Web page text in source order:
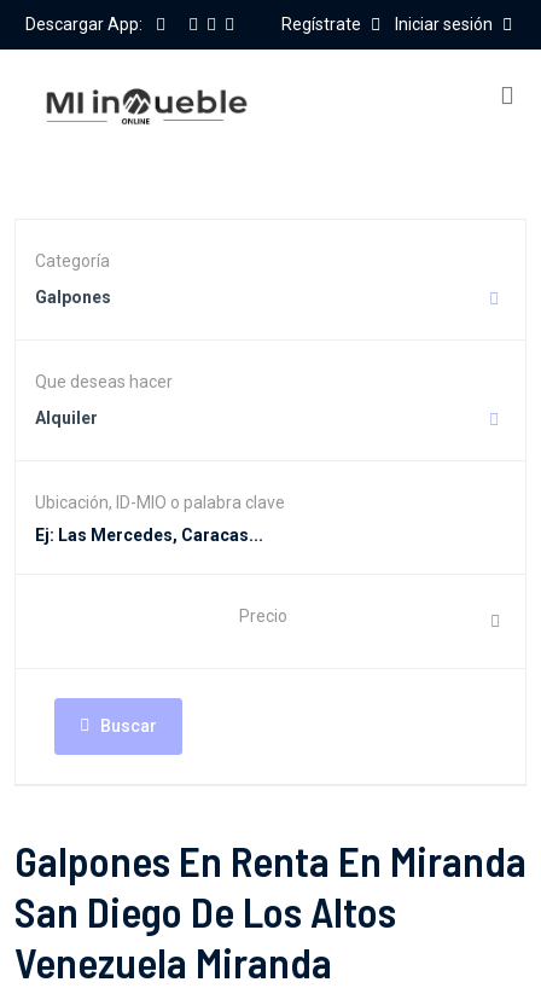
Descargar App: Regístrate Iniciar sesión
Categoría
Galpones
Que deseas hacer
Alquiler
Ubicación, ID-MIO o palabra clave
Precio
Buscar
Galpones En Renta En Miranda
San Diego De Los Altos
Venezuela Miranda